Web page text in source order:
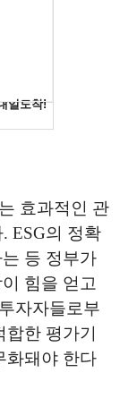
효과적인 관
ESG의 정확
등 정부가
힘을 얻고
자자들로부
합한 평가기
화돼야 한다